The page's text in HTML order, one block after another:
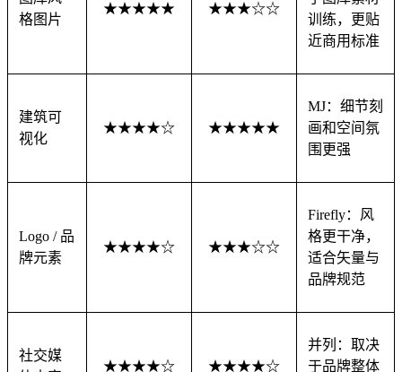
格图片
★★★★★ ★★★☆☆
训练，更贴
近商用标准
建筑可
视化
★★★★☆ ★★★★★
MJ：细节刻
画和空间氛
围更强
Logo / 品
牌元素
★★★★☆ ★★★☆☆
Firefly：风
格更干净，
适合矢量与
品牌规范
社交媒
★★★★☆ ★★★★☆
并列：取决
于品牌整体